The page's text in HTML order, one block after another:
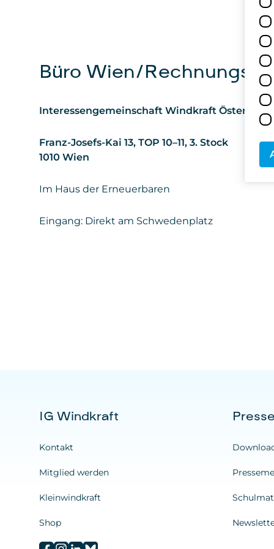
Büro Wien/
Interessengemeinschaft Windkraft Österreich-
Franz-Josefs-Kai 13, TOP 10–11, 3. Stock
1010 Wien
Im Haus der Erneuerbaren
Eingang: Direkt am Schwedenplatz
IG Windkraft
Kontakt
Mitglied werden
Kleinwindkraft
Shop